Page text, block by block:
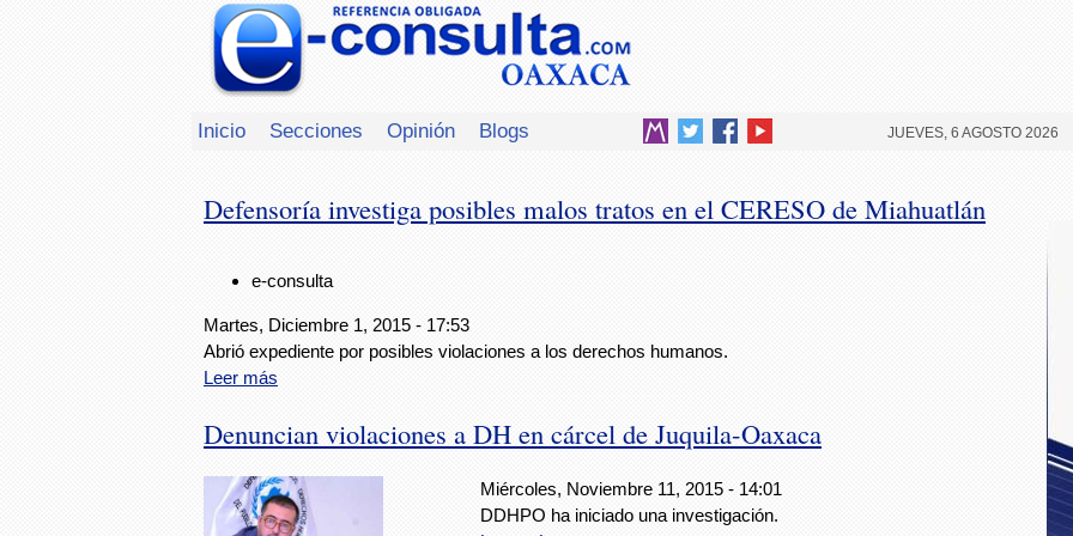
Inicio Secciones Opinión Blogs JUEVES, 6 AGOSTO 2026
Defensoría investiga posibles malos tratos en el CERESO de Miahuatlán
e-consulta
Martes, Diciembre 1, 2015 - 17:53
Abrió expediente por posibles violaciones a los derechos humanos.
Leer más
Denuncian violaciones a DH en cárcel de Juquila-Oaxaca
Miércoles, Noviembre 11, 2015 - 14:01
DDHPO ha iniciado una investigación.